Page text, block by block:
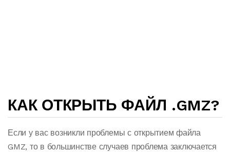
КАК ОТКРЫТЬ ФАЙЛ .GMZ?
Если у вас возникли проблемы с открытием файла
GMZ, то в большинстве случаев проблема заключается